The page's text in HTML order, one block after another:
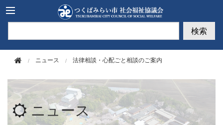
検索
ニュース 法律相談・心配ごと相談のご案内
ニュース